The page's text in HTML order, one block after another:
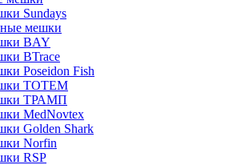
Sundays
мешки
BAY
BTrace
Poseidon Fish
ТОТЕМ
ТРАМП
MedNovtex
Golden Shark
Norfin
RSP